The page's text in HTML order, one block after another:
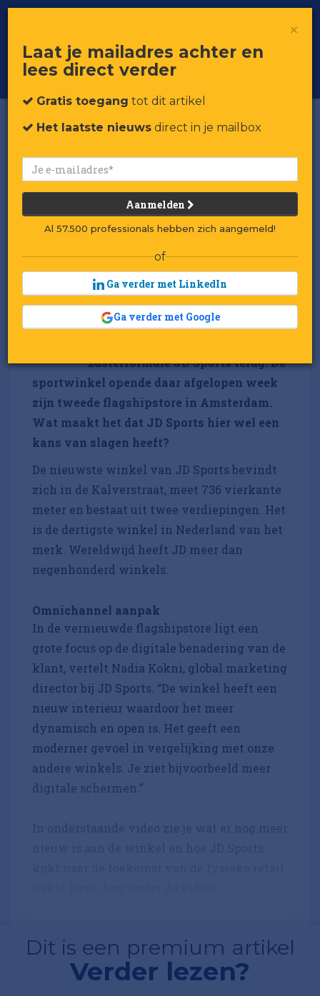
Voor professionals in retail & brands
Toggle
Binnenkijken bij het JD
Sports-vlaggenschip in de
Kalverstraat
Door:Mente Weijer
Laatst gewijzigd: 3 december 2021 om 15:05
W aar de Kalverstraat Perry Sport
uitzwaait na 155 jaar trouwe
zusterformule JD Sports terug. De
sportwinkel opende daar afgelopen week
zijn tweede flagshipstore in Amsterdam.
Wat maakt het dat JD Sports hier wel een
kans van slagen heeft?
De nieuwste winkel van JD Sports bevindt
zich in de Kalverstraat, meet 736 vierkante
meter en bestaat uit twee verdiepingen. Het
is de dertigste winkel in Nederland van het
merk. Wereldwijd heeft JD meer dan
negenhonderd winkels.
Omnichannel aanpak
In de vernieuwde flagshipstore ligt een
grote focus op de digitale benadering van de
klant, vertelt Nadia Kokni, global marketing
director bij JD Sports. “De winkel heeft een
nieuw interieur waardoor het meer
dynamisch en open is. Het geeft een
moderner gevoel in vergelijking met onze
andere winkels. Je ziet bijvoorbeeld meer
digitale schermen.”
Dit is een premium artikel
Verder lezen?
×
Laat je mailadres achter en
lees direct verder
Gratis toegang tot dit artikel
Het laatste nieuws direct in je mailbox
Aanmelden
Al 57.500 professionals hebben zich aangemeld!
of
Ga verder met LinkedIn
Ga verder met Google